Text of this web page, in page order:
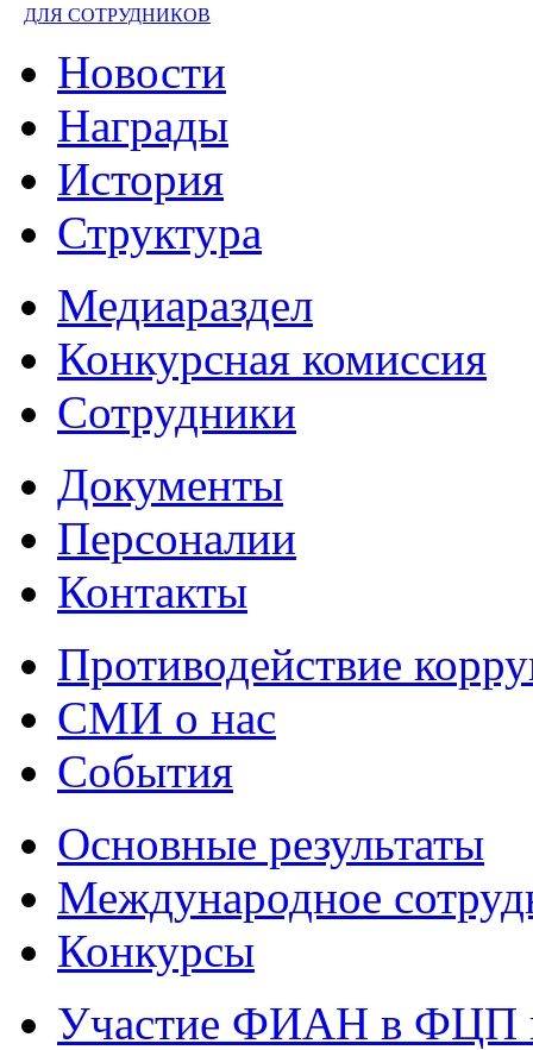
ДЛЯ СОТРУДНИКОВ
Новости
Награды
История
Структура
Медиараздел
Конкурсная комиссия
Сотрудники
Документы
Персоналии
Контакты
Противодействие
СМИ о нас
События
Основные результаты
Международное
Конкурсы
Участие ФИАН в ФЦП